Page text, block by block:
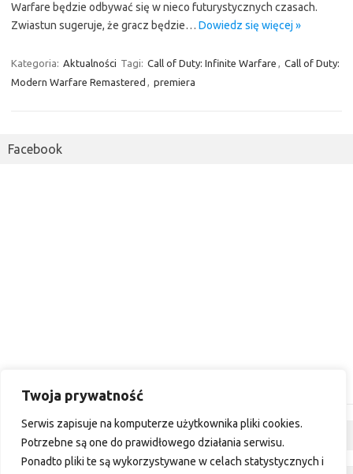
Twoja prywatność
Serwis zapisuje na komputerze użytkownika pliki cookies.
Potrzebne są one do prawidłowego działania serwisu.
Ponadto pliki te są wykorzystywane w celach statystycznych i
Warfare będzie odbywać się w nieco futurystycznych czasach.
Zwiastun sugeruje, że gracz będzie… Dowiedz się więcej »
Kategoria: Aktualności Tagi: Call of Duty: Infinite Warfare
Call of Duty:
Modern Warfare Remastered
premiera
Facebook
Dyskusja